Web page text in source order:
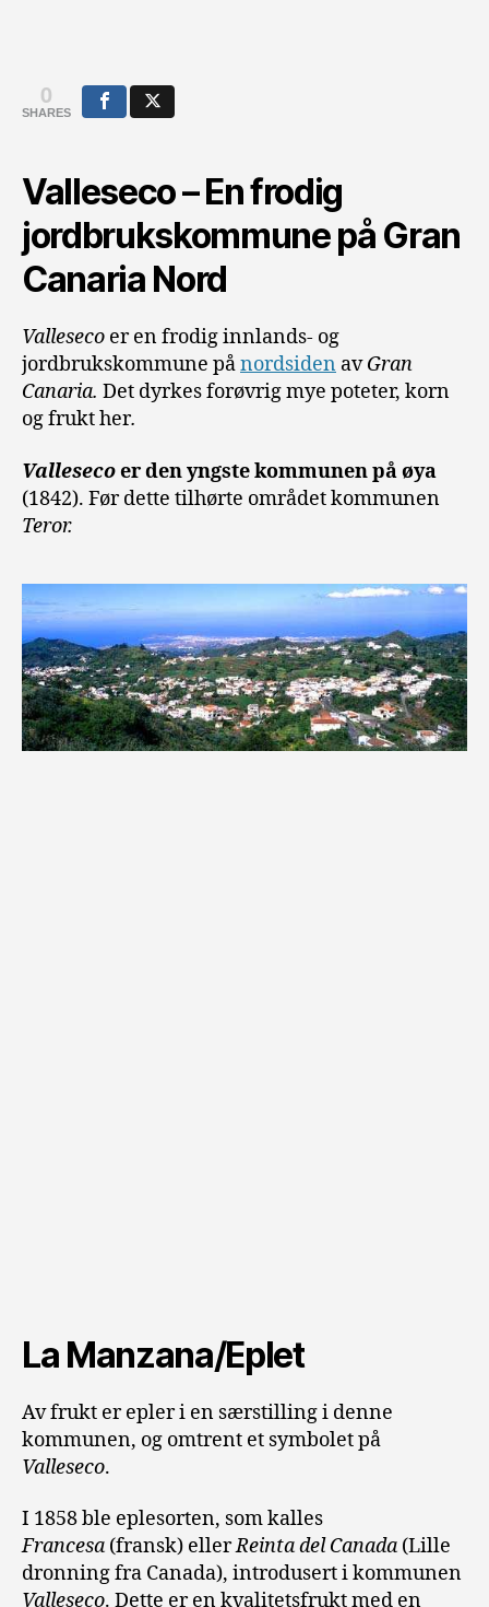
0
SHARES
Valleseco – En frodig
jordbrukskommune på Gran
Canaria Nord
Valleseco er en frodig innlands- og
jordbrukskommune pånordsiden avGran
Canaria. Det dyrkes forøvrig mye poteter, korn
og frukt her.
Vallesecoer den yngste kommunen på øya
(1842). Før dette tilhørte området kommunen
Teror.
La Manzana/Eplet
Av frukt er epler i en særstilling i denne
kommunen, og omtrent et symbolet på
Valleseco.
I 1858 ble eplesorten, som kalles
Francesa (fransk) ellerReinta del Canada (Lille
dronning fra Canada), introdusert i kommunen
Valleseco. Dette er en kvalitetsfrukt med en